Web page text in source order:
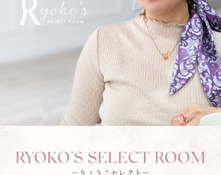
－りょうこセレクト－